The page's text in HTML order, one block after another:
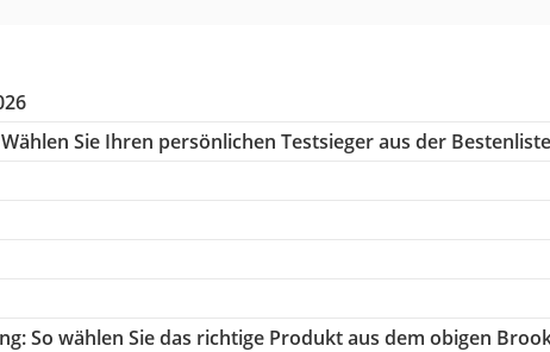
Sie Ihren persönlichen Testsieger aus der
: So wählen Sie das richtige Produkt aus dem obigen